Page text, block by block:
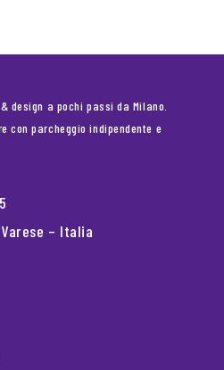
design a pochi passi da Milano.
con parcheggio indipendente e
– Italia